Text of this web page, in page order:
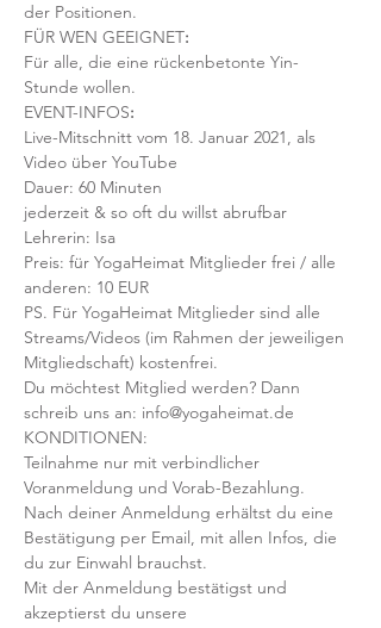
der Positionen.
FÜR WEN GEEIGNET:
Für alle, die eine rückenbetonte Yin-
Stunde wollen.
EVENT-INFOS:
Live-Mitschnitt vom 18. Januar 2021, als
Video über YouTube
Dauer: 60 Minuten
jederzeit & so oft du willst abrufbar
Lehrerin: Isa
Preis: für YogaHeimat Mitglieder frei / alle
anderen: 10 EUR
PS. Für YogaHeimat Mitglieder sind alle
Streams/Videos (im Rahmen der jeweiligen
Mitgliedschaft) kostenfrei.
Du möchtest Mitglied werden? Dann
schreib uns an: info@yogaheimat.de
KONDITIONEN:
Teilnahme nur mit verbindlicher
Voranmeldung und Vorab-Bezahlung.
Nach deiner Anmeldung erhältst du eine
Bestätigung per Email, mit allen Infos, die
du zur Einwahl brauchst.
Mit der Anmeldung bestätigst und
akzeptierst du unsere